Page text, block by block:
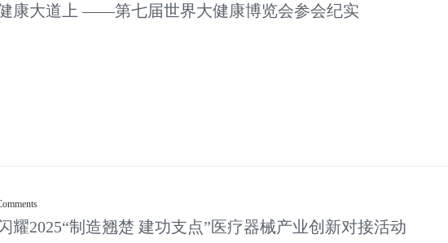
康大道上 ——第七届世界大健康博览会参会纪实
耀2025“制造翘楚 建功支点”医疗器械产业创新对接活动